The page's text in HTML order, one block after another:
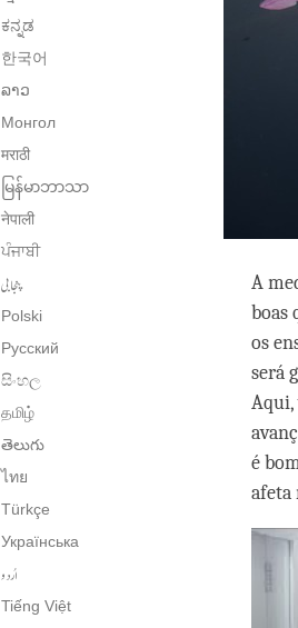
ಕನ್ನಡ
한국어
ລາວ
Монгол
मराठी
မြန်မာဘာသာ
नेपाली
ਪੰਜਾਬੀ
پنجابی
Polski
Русский
සිංහල
தமிழ்
తెలుగు
ไทย
Türkçe
Українська
اُردو
Tiếng Việt
A
boas
os
será
Aqui,
é
afeta